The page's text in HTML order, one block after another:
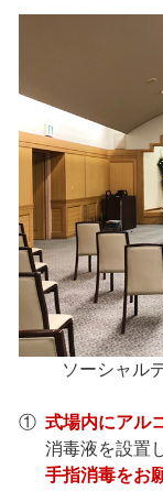
ソーシャル
① 式場内にアル
消毒液を設置
手指消毒をお